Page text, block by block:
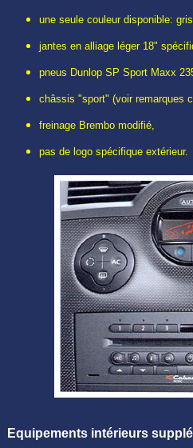
une seule couleur disponible:
jantes en alliage léger 18"
pneus Dunlop SP Sport Maxx
châssis "sport" (voir remarques
freinage Brembo modifié,
pas de logo spécifique extérieur.
Equipements intérieurs